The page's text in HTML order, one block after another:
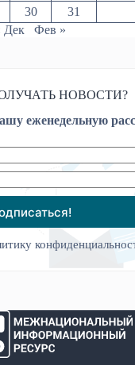
30
31
Дек
Фев »
НОВОСТИ?
еженедельную